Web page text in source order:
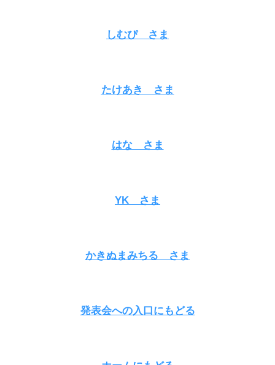
しむぴ さま
たけあき さま
はな さま
YK さま
かきぬまみちる さま
発表会への入口にもどる